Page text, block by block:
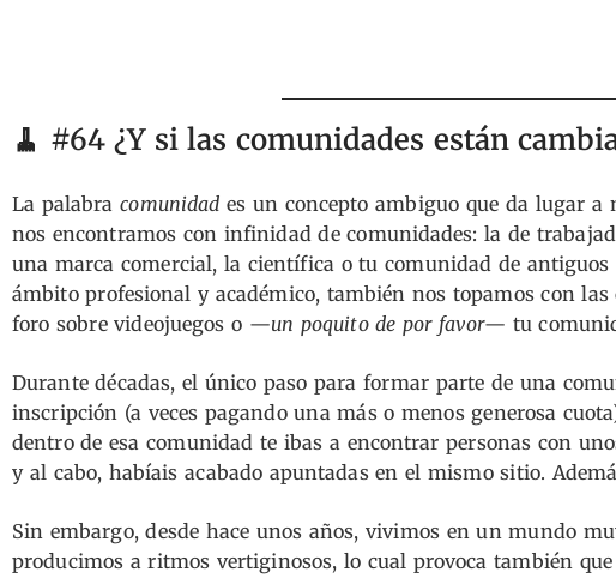
🧹 #64 ¿Y si las comunidades están
La palabracomunidad es un concepto ambiguo que da lugar
nos encontramos con infinidad de comunidades: la de
una marca comercial, la científica o tu comunidad de
ámbito profesional y académico, también nos topamos con
foro sobre videojuegos o —un poquito de por favor— tu
Durante décadas, el único paso para formar parte de una
inscripción (a veces pagando una más o menos generosa
dentro de esa comunidad te ibas a encontrar personas con
y al cabo, habíais acabado apuntadas en el mismo sitio.
Sin embargo, desde hace unos años, vivimos en un mundo
producimos a ritmos vertiginosos, lo cual provoca también